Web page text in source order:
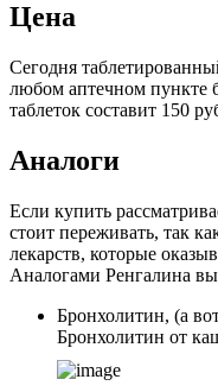
Цена
Сегодня
любом аптечном пункте
таблеток составит 150
Аналоги
Если купить
стоит переживать, так
лекарств, которые
Аналогами Ренгалина
Бронхолитин, (а
Бронхолитин от